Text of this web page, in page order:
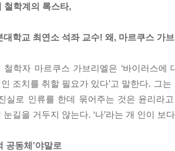
철학계의 록스타,
대학교 최연소 석좌 교수! 왜, 마르쿠스 가
철학자 마르쿠스 가브리엘은 ‘바이러스에
조치를 취할 필요가 있다’고 말한다. 그
실로 인류를 한데 묶어주는 것은 윤리라
눈길을 거두지 않는다. ‘나’라는 개 인이
공동체’야말로